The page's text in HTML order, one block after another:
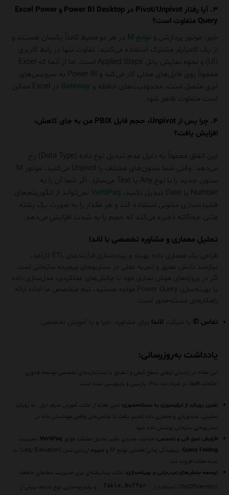
۳. آیا رفتار Pivot/Unpivot در Power BI Desktop و Excel Power
Query متفاوت است؟
خیر، موتور پردازشی و توابع M
در هر دو محیط کاملاً یکسان هستند و
از یک کامپایلر مشترک استفاده می‌کنند. تفاوت تنها در رابط کاربری
(UI) و نحوه نمایش پانل Applied Steps است. اما از آنجا که Excel
معمولاً روی فایل‌های محلی کار می‌کند و Power BI به سرویس‌های
ابری متصل است، محدودیت‌های حافظه و Gateway
در Excel ممکن
است متفاوت ظاهر شود.
۴. چرا پس از Unpivot، حجم فایل PBIX من به جای کاهش،
افزایش یافت؟
این اتفاق معمولاً به دلیل عدم تبدیل نوع داده (Data Type) رخ
می‌دهد. وقتی شما ستون‌های مختلف را Unpivot می‌کنید، موتور M
ستون جدید را با نوع Any یا Text می‌سازد. اگر شما آن را به
Number یا Date تبدیل نکنید،
VertiPaq نمی‌تواند از الگوریتم‌های
فشرده‌سازی ستونی استفاده کند و هر مقدار را به صورت یک رشته
متنی جداگانه ذخیره می‌کند که حجم را به شدت افزایش می‌دهد.
تحلیل معماری و مشاوره تخصصی با لاندا
طراحی یک معماری داده بهینه و پیاده‌سازی فرآیندهای ETL کارآمد،
نیازمند دانش عمیق و تجربه عملی در سناریوهای پیچیده سازمانی است.
اگر در پروژه‌های هوش تجاری خود با چالش‌های عملکردی، مدل‌سازی داده
یا بهینه‌سازی Power Query مواجه هستید، تیم متخصص ما آماده ارائه
راهکارهای مسئله‌محور است.
تماس ✆ با شرکت لاندا برای مشاوره، اجرا و یا آموزش تخصصی.
یادداشت به‌روزرسانی:
این مقاله در راستای ارتقای سطح کیفی و انطباق با استانداردهای تخصصی توسعه فناوری
اطلاعات لاندا ، در خرداد ماه ۱۴۰۵ بازبینی و بازنویسی شده است.
تغییر رویکرد از ابزارمحوری به مسئله‌محوری: لحن مقاله از حالت آموزش صرفِ ابزار، به رویکرد
تحلیلی، مشاوره‌ای و معماری داده تغییر یافت تا چالش‌های واقعی مهندسان داده در
سناریوهای سازمانی پوشش داده شود.
افزایش عمق فنی و تخصصی: مباحث جدیدی نظیر تحلیل عملکرد موتور VertiPaq، مدیریت
Query Folding
، پیچیدگی زمانی/فضایی توابع M و مفهوم ارزیابی تنبل (Lazy Evaluation) به
بدنه مقاله افزوده شد.
توسعه بخش‌های عیب‌یابی و بهینه‌سازی: نکات پیشرفته‌ای برای مدیریت خطاهای حافظه
Table.Buffer
و یکپارچه‌سازی نوع داده‌ها پیش از